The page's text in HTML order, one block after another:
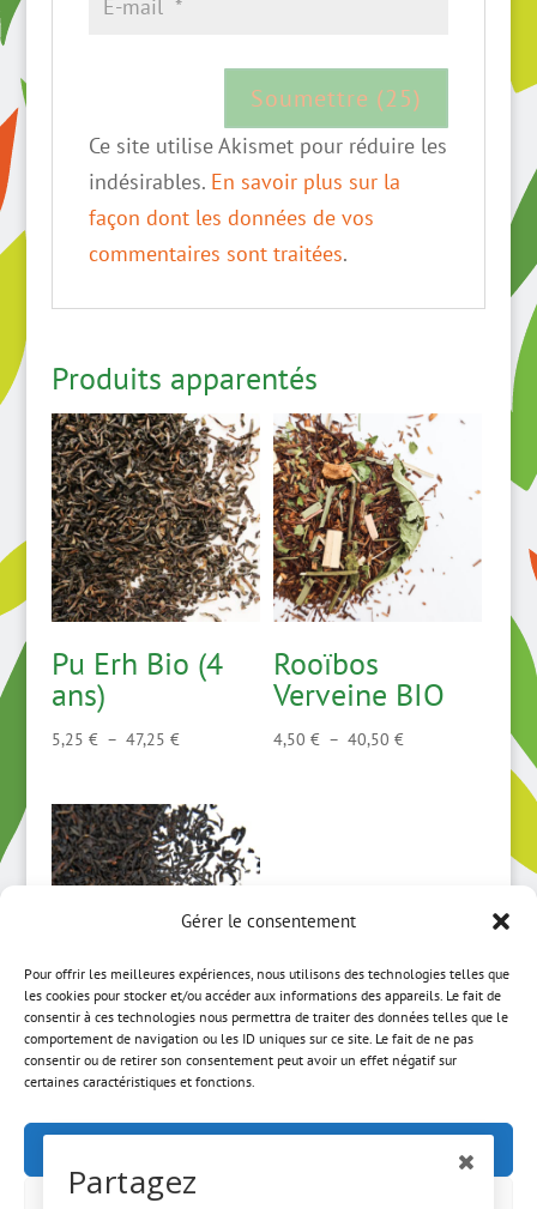
Gérer le consentement
Pour offrir les meilleures expériences, nous utilisons des technologies telles que
les cookies pour stocker et/ou accéder aux informations des appareils. Le fait de
consentir à ces technologies nous permettra de traiter des données telles que le
comportement de navigation ou les ID uniques sur ce site. Le fait de ne pas
consentir ou de retirer son consentement peut avoir un effet négatif sur
certaines caractéristiques et fonctions.
Ce site utilise Akismet pour réduire les
indésirables. En savoir plus sur la
façon dont les données de vos
commentaires sont traitées.
Produits apparentés
Pu Erh Bio (4
ans)
5,25 € – 47,25 €Plage
5,25 €
à
47,25 €
Rooïbos
Verveine BIO
4,50€ – 40,50€
Keemun BIO
de
3,75 €
Partagez